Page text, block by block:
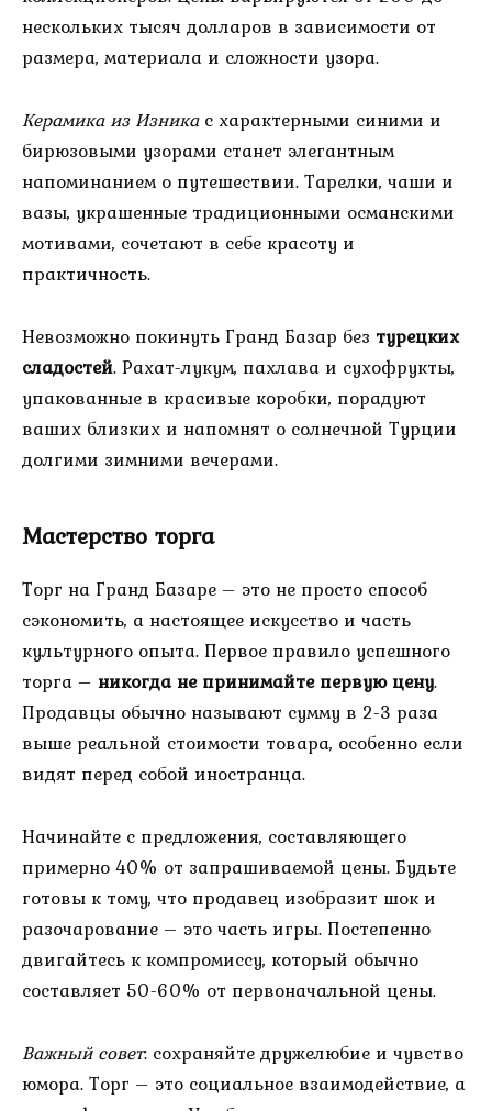
нескольких тысяч долларов в зависимости от
размера, материала и сложности узора.
Керамика из Изникас характерными синими и
бирюзовыми узорами станет элегантным
напоминанием о путешествии. Тарелки, чаши и
вазы, украшенные традиционными османскими
мотивами, сочетают в себе красоту и
практичность.
Невозможно покинуть Гранд Базар без турецких
сладостей. Рахат-лукум, пахлава и сухофрукты,
упакованные в красивые коробки, порадуют
ваших близких и напомнят о солнечной Турции
долгими зимними вечерами.
Мастерство торга
Торг на Гранд Базаре – это не просто способ
сэкономить, а настоящее искусство и часть
культурного опыта. Первое правило успешного
торга – никогда не принимайте первую цену.
Продавцы обычно называют сумму в 2-3 раза
выше реальной стоимости товара, особенно если
видят перед собой иностранца.
Начинайте с предложения, составляющего
примерно 40% от запрашиваемой цены. Будьте
готовы к тому, что продавец изобразит шок и
разочарование – это часть игры. Постепенно
двигайтесь к компромиссу, который обычно
составляет 50-60% от первоначальной цены.
Важный совет: сохраняйте дружелюбие и чувство
юмора. Торг – это социальное взаимодействие, а